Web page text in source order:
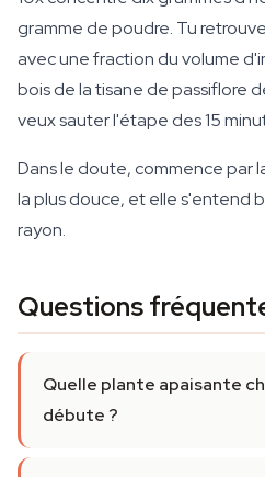
gramme de poudre. Tu
avec une fraction du volume
bois de la tisane de passiflore
veux sauter l'étape des 15
Dans le doute, commence par
la plus douce, et elle s'entend
rayon.
Questions
Quelle plante apaisante
débute ?